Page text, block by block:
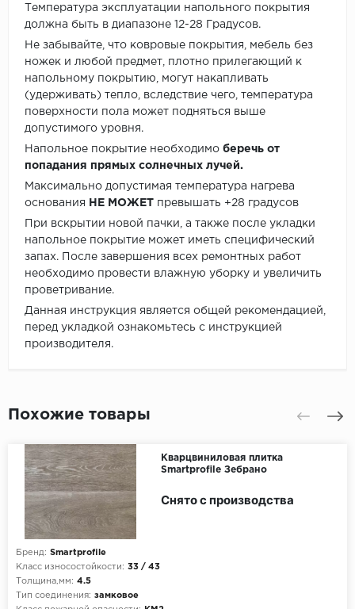
Температура эксплуатации напольного покрытия
должна быть в диапазоне 12-28 Градусов.
Не забывайте, что ковровые покрытия, мебель без
ножек и любой предмет, плотно прилегающий к
напольному покрытию, могут накапливать
(удерживать) тепло, вследствие чего, температура
поверхности пола может подняться выше
допустимого уровня.
Напольное покрытие необходимо беречь от
попадания прямых солнечных лучей.
Максимально допустимая температура нагрева
основания
НЕ МОЖЕТ превышать +28 градусов
При вскрытии новой пачки, а также после укладки
напольное покрытие может иметь специфический
запах. После завершения всех ремонтных работ
необходимо провести влажную уборку и увеличить
проветривание.
Данная инструкция является общей рекомендацией,
перед укладкой ознакомьтесь с инструкцией
производителя.
Похожие товары
Кварцвиниловая плитка
Smartprofile Зебрано
Бренд: Smartprofile
Класс износостойкости: 33 / 43
Толщина,мм: 4.5
Тип соединения: замковое
Снято с производства